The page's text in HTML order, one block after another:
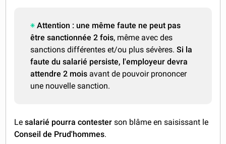
Attention : une même faute ne peut pas
être sanctionnée 2 fois, même avec des
sanctions différentes et/ou plus sévères.Si la
faute du salarié persiste, l'employeur devra
attendre 2 mois avant de pouvoir prononcer
une nouvelle sanction.
Le salarié pourra contesterson blâme en saisissant le
Conseil de Prud'hommes.